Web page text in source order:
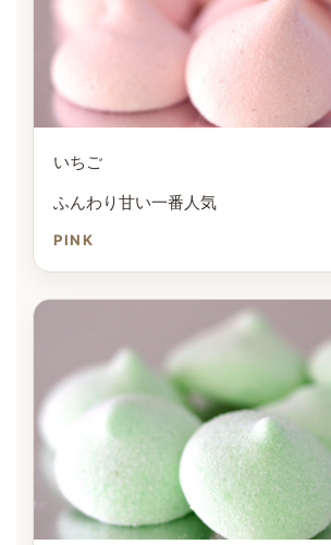
いちご
ふんわり甘い一番人気
PINK